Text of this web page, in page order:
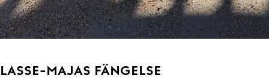
LASSE-MAJAS FÄNGELSE